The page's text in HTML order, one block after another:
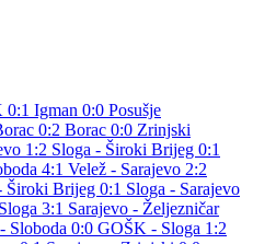
0:1 Igman 0:0 Posušje
0:2 Borac 0:0 Zrinjski
1:2 Sloga - Široki Brijeg 0:1
4:1 Velež - Sarajevo 2:2
Široki Brijeg 0:1 Sloga - Sarajevo
3:1 Sarajevo - Željezničar
Sloboda 0:0 GOŠK - Sloga 1:2